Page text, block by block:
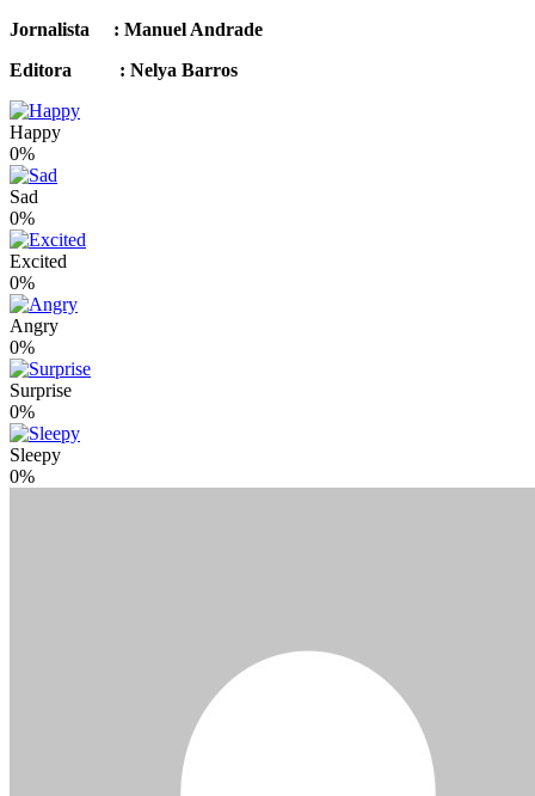
Jornalista : Manuel Andrade
Editora : Nelya Barros
Happy
0%
Sad
0%
Excited
0%
Angry
0%
Surprise
0%
Sleepy
0%